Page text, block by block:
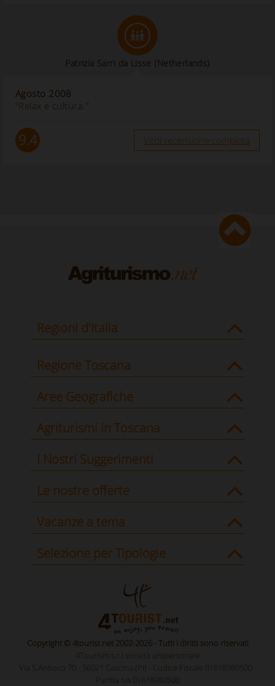
Patrizia Sarri da Lisse (Netherlands)
Agosto 2008
“Relax e cultura.”
9.4 Vedi recensione completa
Regioni d'Italia
Regione Toscana
Aree Geografiche
Agriturismi in Toscana
I Nostri Suggerimenti
Le nostre offerte
Vacanze a tema
Selezione per Tipologie
Copyright © 4tourist.net 2002-2026 - Tutti i diritti sono riservati
4Tourism s.r.l società unipersonale
Via S.Antioco 70 - 56021 Cascina (PI) - Codice Fiscale 01618980500 -
Partita Iva 01618980500